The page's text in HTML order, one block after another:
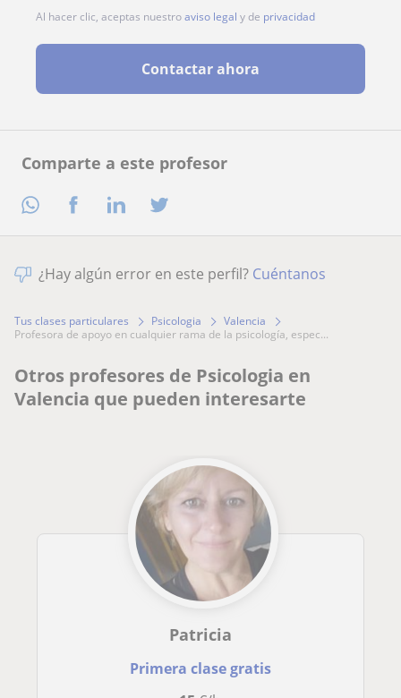
Comparte a este profesor
Al hacer clic, aceptas nuestroaviso legal y de privacidad
Contactar ahora
¿Hay algún error en este perfil? Cuéntanos
Tus clases particulares Psicologia
Valencia
profesora de apoyo en cualquier rama de la psicología, espec...
Otros profesores de Psicologia en
Valencia que pueden interesarte
Patricia
Primera clase gratis